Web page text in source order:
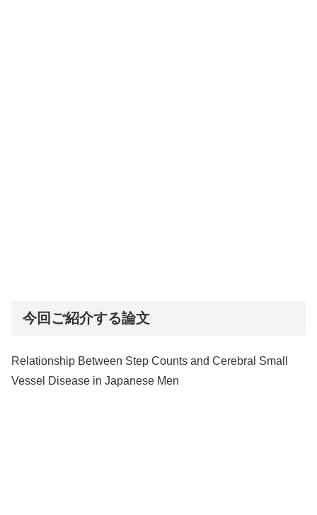
今回ご紹介する論文
Relationship Between Step Counts and Cerebral Small
Vessel Disease in Japanese Men